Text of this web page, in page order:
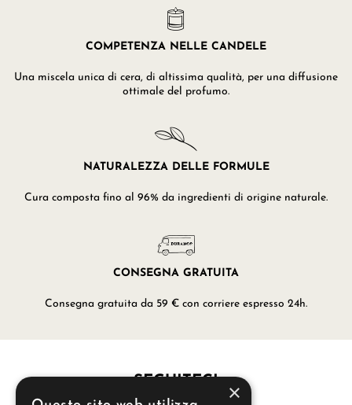
COMPETENZA NELLE CANDELE
Una miscela unica di cera, di altissima qualità, per una diffusione
ottimale del profumo.
NATURALEZZA DELLE FORMULE
Cura composta fino al 96% da ingredienti di origine naturale.
CONSEGNA GRATUITA
Consegna gratuita da 59 € con corriere espresso 24h.
SEGUITECI ×